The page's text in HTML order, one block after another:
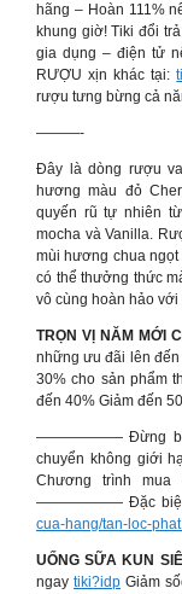
hãng – Hoàn 111%
khung giờ! Tiki đổi
gia dụng – điện tử
RƯỢU xịn khác tại:
rượu tưng bừng cả
———-
Đây là dòng rượu
hương màu đỏ
quyến rũ tự nhiên
mocha và Vanilla.
mùi hương chua
có thể thưởng thức
vô cùng hoàn hảo
TRỌN VỊ NĂM MỚI
những ưu đãi lên
30% cho sản phẩm
đến 40% Giảm đến
—————— Đừng bỏ
chuyển không giới
Chương trình
—————— Đặc biệt:
cua-hang/tan-loc-
UỐNG SỮA KUN
ngay tiki?idp Giảm